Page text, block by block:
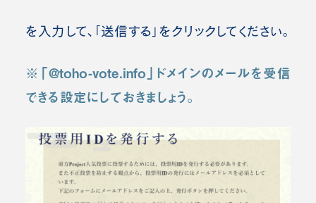
を入力して、「送信する」をクリックしてください。
※「@toho-vote.info」ドメインのメールを受信
できる設定にしておきましょう。